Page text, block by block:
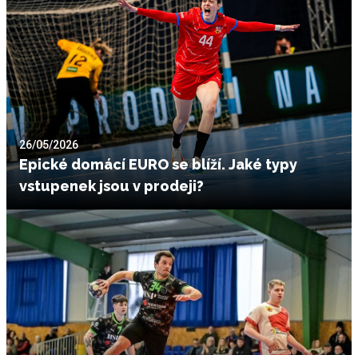
26/05/2026
Epické domácí EURO se blíží. Jaké typy
vstupenek jsou v prodeji?